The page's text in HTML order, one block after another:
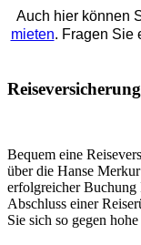
Auch hier können
mieten. Fragen Sie
Bequem eine
über die Hanse
erfolgreicher
Abschluss einer
Sie sich so gegen